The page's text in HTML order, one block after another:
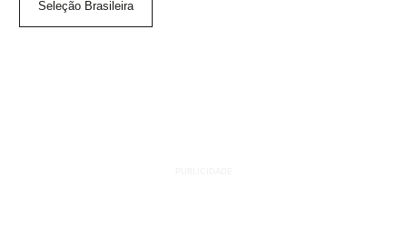
Seleção Brasileira